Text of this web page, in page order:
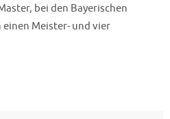
bei den Bayerischen
Meister- und vier